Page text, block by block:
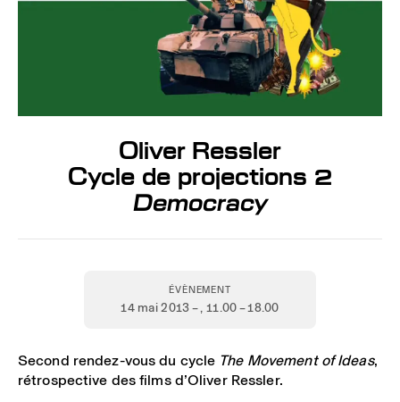
Oliver Ressler
Cycle de projections 2
Democracy
ÉVÈNEMENT
14 mai 2013 –, 11.00 – 18.00
Second rendez-vous du cycle The Movement of Ideas,
rétrospective des films d’Oliver Ressler.